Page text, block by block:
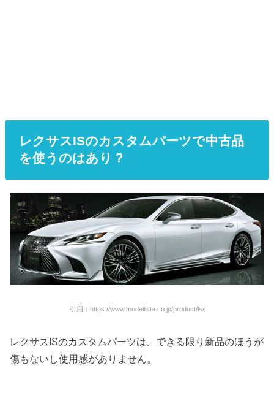
レクサスISのカスタムパーツで中古品
を使うのはあり？
引用：https://www.modellista.co.jp/product/ls/
レクサスISのカスタムパーツは、できる限り新品のほうが
傷もないし使用感がありません。